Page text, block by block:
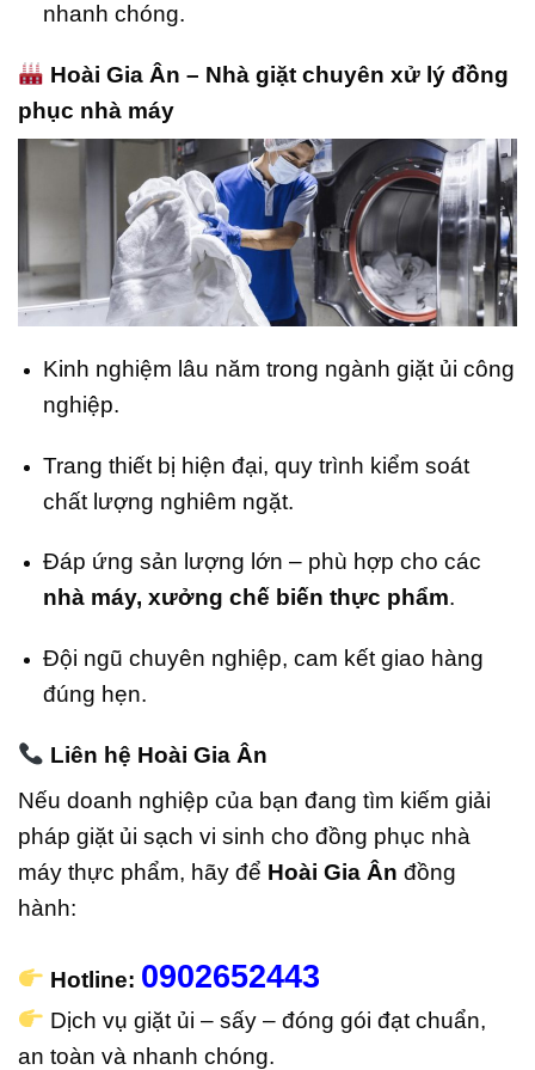
nhanh chóng.
Hoài Gia Ân – Nhà giặt chuyên xử lý đồng
phục nhà máy
Kinh nghiệm lâu năm trong ngành giặt ủi công
nghiệp.
Trang thiết bị hiện đại, quy trình kiểm soát
chất lượng nghiêm ngặt.
Đáp ứng sản lượng lớn – phù hợp cho các
nhà máy, xưởng chế biến thực phẩm.
Đội ngũ chuyên nghiệp, cam kết giao hàng
đúng hẹn.
Liên hệ Hoài Gia Ân
Nếu doanh nghiệp của bạn đang tìm kiếm giải
pháp giặt ủi sạch vi sinh cho đồng phục nhà
máy thực phẩm, hãy để Hoài Gia Ân đồng
hành:
Hotline: 0902652443
Dịch vụ giặt ủi – sấy – đóng gói đạt chuẩn,
an toàn và nhanh chóng.